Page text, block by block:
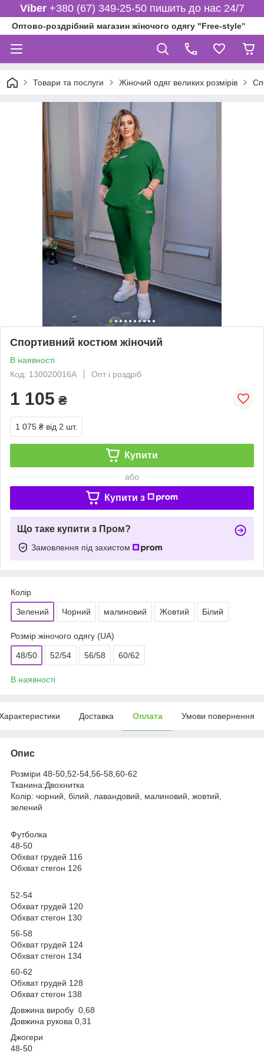
Viber+380 (67) 349-25-50 пишить до нас 24/7
Оптово-роздрібний магазин жіночого одягу "Free-style"
Товари та послуги Жіночий одяг великих розмірів
Спортивний костюм жіночий
В наявності
Код: 130020016А
Опт і роздріб
1 105 ₴
1 075 ₴ від 2 шт.
Купити
або
Купити з
Що таке купити з Пром?
Замовлення під захистом
Колір
Зелений Чорний малиновий Жовтий Білий
Розмір жіночого одягу (UA)
48/50 52/54 56/58 60/62
В наявності
Доставка Оплата Умови повернення
Опис
Розміри 48-50,52-54,56-58,60-62
Тканина:Двохнитка
Колір: чорний, білий, лавандовий, малиновий, жовтий,
зелений
Футболка
48-50
Обхват грудей 116
Обхват стегон 126
52-54
Обхват грудей 120
Обхват стегон 130
56-58
Обхват грудей 124
Обхват стегон 134
60-62
Обхват грудей 128
Обхват стегон 138
Довжина виробу 0,68
Довжина рукова 0,31
Джогери
48-50